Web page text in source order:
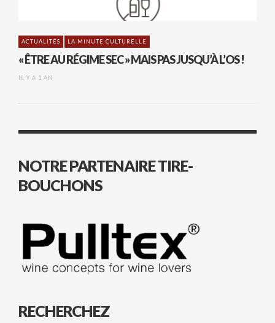
ACTUALITÉS LA MINUTE CULTURELLE
« ÊTRE AU RÉGIME SEC » MAIS PAS JUSQU’À L’OS !
IL Y A 1 AN
NOTRE PARTENAIRE TIRE-
BOUCHONS
RECHERCHEZ